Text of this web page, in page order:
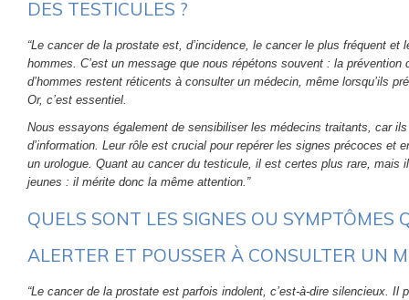
DES TESTICULES ?
“Le cancer de la prostate est, d’incidence, le cancer le plus fréquent et
hommes. C’est un message que nous répétons souvent : la prévention
d’hommes restent réticents à consulter un médecin, même lorsqu’ils
Or, c’est essentiel.
Nous essayons également de sensibiliser les médecins traitants, car
d’information. Leur rôle est crucial pour repérer les signes précoces et
un urologue. Quant au cancer du testicule, il est certes plus rare, mais
jeunes : il mérite donc la même attention.”
QUELS SONT LES SIGNES OU SYMPTÔMES
ALERTER ET POUSSER À CONSULTER UN
“Le cancer de la prostate est parfois indolent, c’est-à-dire silencieux. Il